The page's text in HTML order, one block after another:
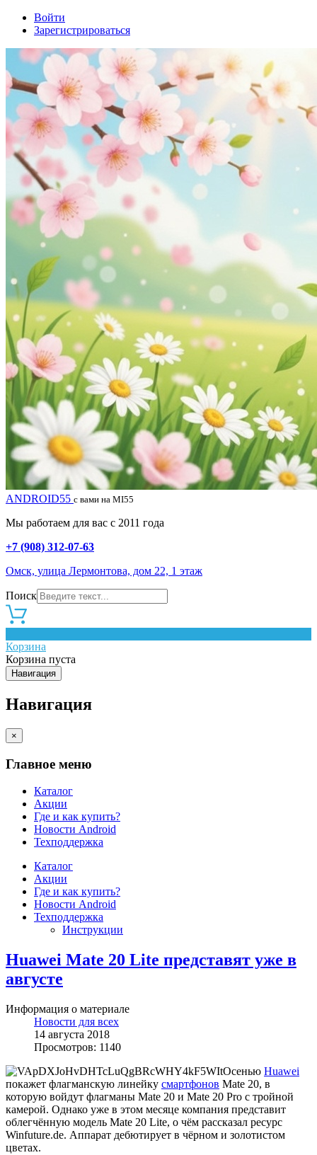
Войти
Зарегистрироваться
ANDROID55 с вами на MI55
Мы работаем для вас с 2011 года
+7 (908) 312-07-63
Омск, улица Лермонтова, дом 22, 1 этаж
Поиск
Корзина
Корзина пуста
Навигация
Навигация
×
Главное меню
Каталог
Акции
Где и как купить?
Новости Android
Техподдержка
Каталог
Акции
Где и как купить?
Новости Android
Техподдержка
Инструкции
Huawei Mate 20 Lite представят уже в
августе
Информация о материале
Новости для всех
14 августа 2018
Просмотров: 1140
Осенью Huawei
покажет флагманскую линейку смартфонов Mate 20, в
которую войдут флагманы Mate 20 и Mate 20 Pro с тройной
камерой. Однако уже в этом месяце компания представит
облегчённую модель Mate 20 Lite, о чём рассказал ресурс
Winfuture.de. Аппарат дебютирует в чёрном и золотистом
цветах.